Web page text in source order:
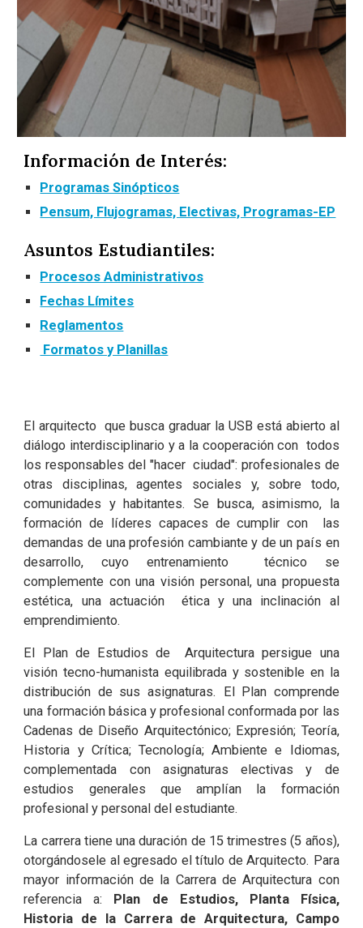
Información de Interés:
Programas Sinópticos
Pensum, Flujogramas, Electivas, Programas-EP
Asuntos Estudiantiles:
Procesos Administrativos
Fechas Límites
Reglamentos
Formatos y Planillas
El arquitecto que busca graduar la USB está abierto al
diálogo interdisciplinario y a la cooperación con todos
los responsables del "hacer ciudad": profesionales de
otras disciplinas, agentes sociales y, sobre todo,
comunidades y habitantes. Se busca, asimismo, la
formación de líderes capaces de cumplir con las
demandas de una profesión cambiante y de un país en
desarrollo, cuyo entrenamiento técnico se
complemente con una visión personal, una propuesta
estética, una actuación ética y una inclinación al
emprendimiento.
El Plan de Estudios de Arquitectura persigue una
visión tecno-humanista equilibrada y sostenible en la
distribución de sus asignaturas. El Plan comprende
una formación básica y profesional conformada por las
Cadenas de Diseño Arquitectónico; Expresión; Teoría,
Historia y Crítica; Tecnología; Ambiente e Idiomas,
complementada con asignaturas electivas y de
estudios generales que amplían la formación
profesional y personal del estudiante.
La carrera tiene una duración de 15 trimestres (5 años),
otorgándosele al egresado el título de Arquitecto. Para
mayor información de la Carrera de Arquitectura con
referencia a: Plan de Estudios, Planta Física,
Historia de la Carrera de Arquitectura, Campo